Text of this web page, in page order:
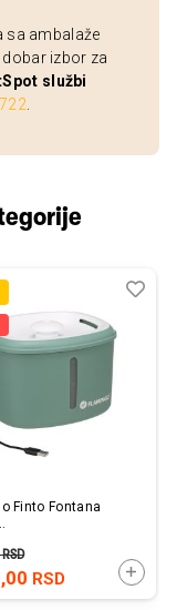
sa ambalaže
izbor za
službi
Finto Fontana
RSD
RSD